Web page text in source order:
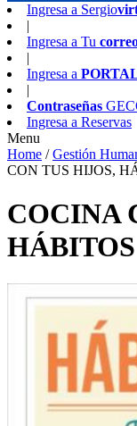
Ingresa a Sergio
|
Ingresa a Tu
|
Ingresa a
|
Contraseñas
Ingresa a Reservas
Menu
Home /Gestión
CON TUS HIJOS,
COCINA